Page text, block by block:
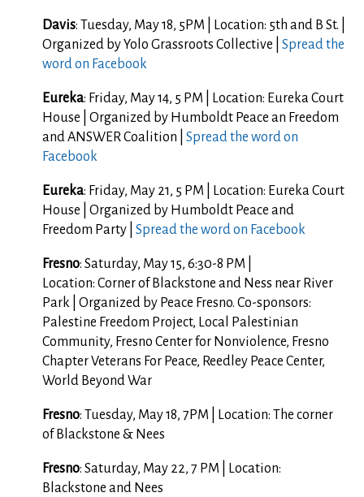
Davis: Tuesday, May 18, 5PM | Location: 5th and B St. |
Organized by Yolo Grassroots Collective |Spread the
word on Facebook
Eureka: Friday, May 14, 5 PM | Location: Eureka Court
House | Organized by Humboldt Peace an Freedom
and ANSWER Coalition |Spread the word on
Facebook
Eureka: Friday, May 21, 5 PM | Location: Eureka Court
House | Organized by Humboldt Peace and
Freedom Party |Spread the word on Facebook
Fresno: Saturday, May 15, 6:30-8 PM |
Location: Corner of Blackstone and Ness near River
Park | Organized by Peace Fresno. Co-sponsors:
Palestine Freedom Project, Local Palestinian
Community, Fresno Center for Nonviolence, Fresno
Chapter Veterans For Peace, Reedley Peace Center,
World Beyond War
Fresno: Tuesday, May 18, 7PM | Location: The corner
of Blackstone & Nees
Fresno: Saturday, May 22, 7 PM | Location:
Blackstone and Nees